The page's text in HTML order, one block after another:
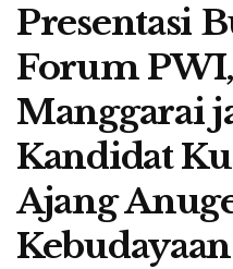
Presentasi
Forum
Manggarai
Kandidat
Ajang